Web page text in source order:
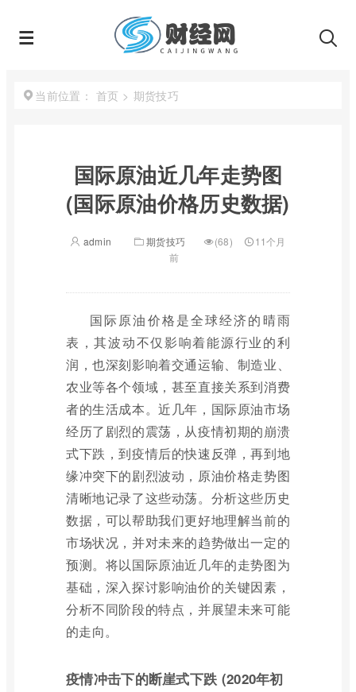
当前位置： 首页 > 期货技巧
国际原油近几年走势图
(国际原油价格历史数据)
admin 期货技巧 (68)
11个月
前
国际原油价格是全球经济的晴雨
表，其波动不仅影响着能源行业的利
润，也深刻影响着交通运输、制造业、
农业等各个领域，甚至直接关系到消费
者的生活成本。近几年，国际原油市场
经历了剧烈的震荡，从疫情初期的崩溃
式下跌，到疫情后的快速反弹，再到地
缘冲突下的剧烈波动，原油价格走势图
清晰地记录了这些动荡。分析这些历史
数据，可以帮助我们更好地理解当前的
市场状况，并对未来的趋势做出一定的
预测。将以国际原油近几年的走势图为
基础，深入探讨影响油价的关键因素，
分析不同阶段的特点，并展望未来可能
的走向。
疫情冲击下的断崖式下跌 (2020年初